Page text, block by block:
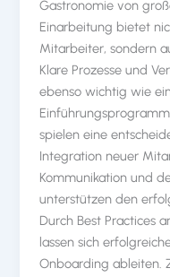
Gastronomie von
Einarbeitung bietet
Mitarbeiter, sondern
Klare Prozesse und
ebenso wichtig wie
spielen eine
Integration neuer
Kommunikation und
unterstützen den
Durch Best Practices
lassen sich
Onboarding ableiten.